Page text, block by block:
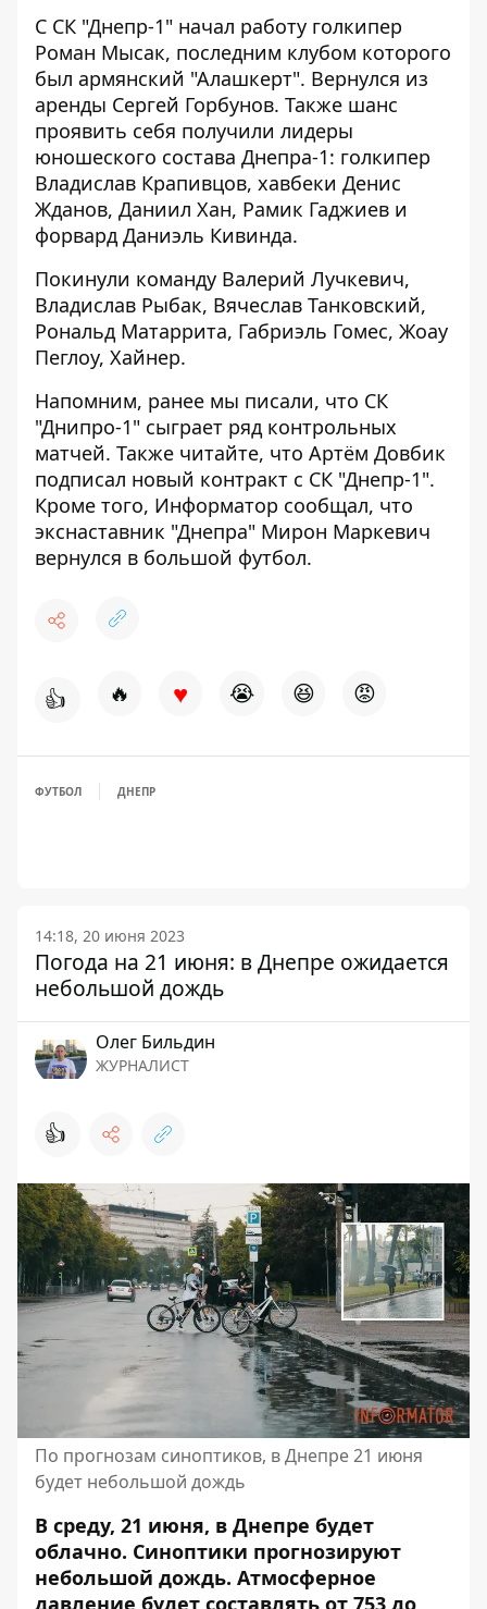
С СК "Днепр-1" начал работу голкипер
Роман Мысак, последним клубом которого
был армянский "Алашкерт". Вернулся из
аренды Сергей Горбунов. Также шанс
проявить себя получили лидеры
юношеского состава Днепра-1: голкипер
Владислав Крапивцов, хавбеки Денис
Жданов, Даниил Хан, Рамик Гаджиев и
форвард Даниэль Кивинда.
Покинули команду Валерий Лучкевич,
Владислав Рыбак, Вячеслав Танковский,
Рональд Матаррита, Габриэль Гомес, Жоау
Пеглоу, Хайнер.
Напомним, ранее мы писали, что СК
"Днипро-1" сыграет ряд контрольных
матчей. Также читайте, что Артём Довбик
подписал новый контракт с СК "Днепр-1".
Кроме того, Информатор сообщал, что
экснаставник "Днепра" Мирон Маркевич
вернулся в большой футбол.
👍 🔥 ♥ 😭 😆 😡
ФУТБОЛ ДНЕПР
14:18, 20 июня 2023
Погода на 21 июня: в Днепре ожидается
небольшой дождь
Олег Бильдин
ЖУРНАЛИСТ
👍
По прогнозам синоптиков, в Днепре 21 июня
будет небольшой дождь
В среду, 21 июня, в Днепре будет
облачно. Синоптики прогнозируют
небольшой дождь. Атмосферное
давление будет составлять от 753 до